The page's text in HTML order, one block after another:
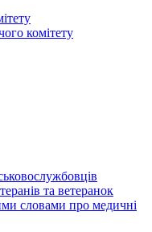
комітету
та ветеранок
словами про медичні